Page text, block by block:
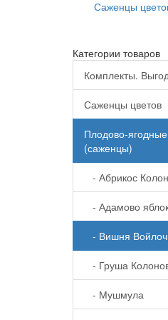
Саженцы
Категории товаров
Комплекты.
Саженцы цветов
Плодово-
(саженцы)
- Абрикос
- Адамово
- Вишня
- Груша
- Мушмула